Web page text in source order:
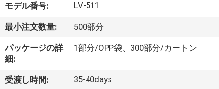
私
に
つ
モデル番号: LV-511
最小注文数量: 500部分
パッケージの詳
細:
1部分/OPP袋、300部分/カートン
受渡し時間: 35-40days